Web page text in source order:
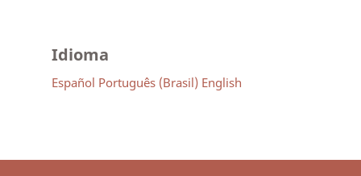
Idioma
Español Português (Brasil) English